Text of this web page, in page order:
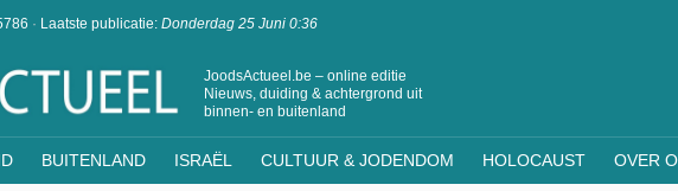
· Laatste publicatie: Donderdag 25 Juni 0:36
JoodsActueel.be – online editie
Nieuws, duiding & achtergrond uit
binnen- en buitenland
BUITENLAND ISRAËL CULTUUR & JODENDOM HOLOCAUST OVER